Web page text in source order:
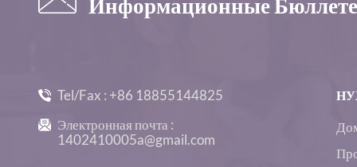
Бесшовные
Сексуальные
Tel/Fax : +86 18855144825
Электронная почта :
1402410005a@gmail.com